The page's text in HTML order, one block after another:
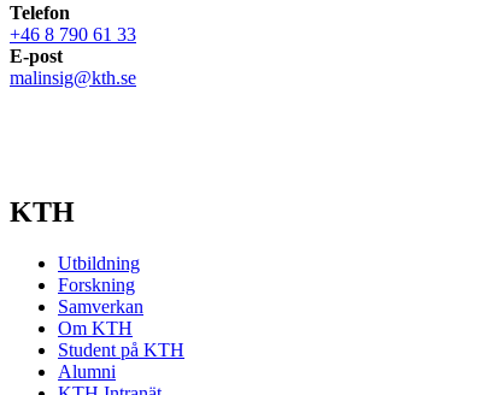
Telefon
+46 8 790 61 33
E-post
malinsig@kth.se
KTH
Utbildning
Forskning
Samverkan
Om KTH
Student på KTH
Alumni